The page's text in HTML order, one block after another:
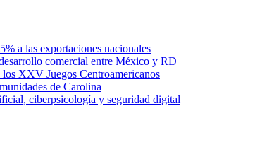
a las exportaciones nacionales
comercial entre México y RD
XXV Juegos Centroamericanos
de Carolina
ciberpsicología y seguridad digital